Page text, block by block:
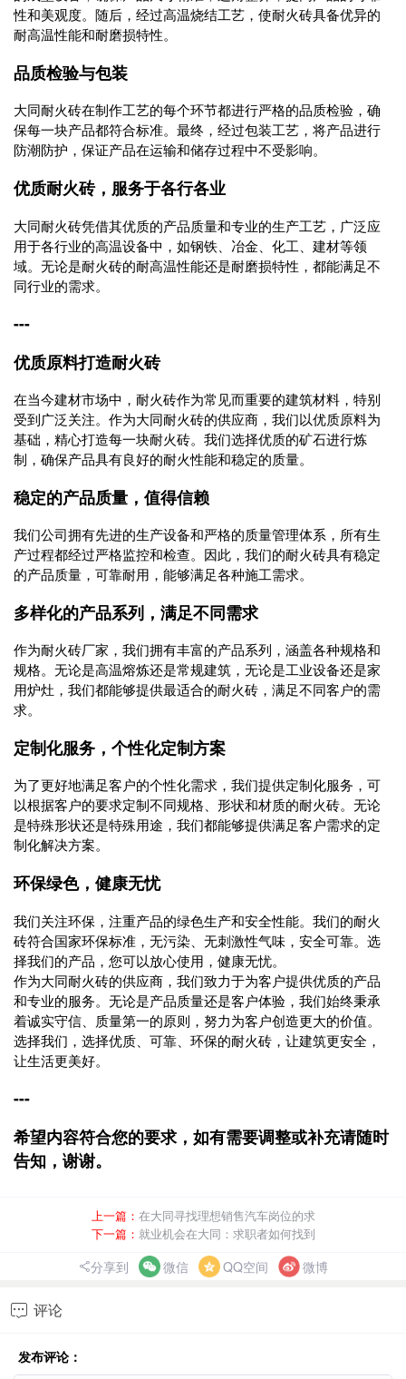
性和美观度。随后，经过高温烧结工艺，使耐火砖具备优异的
耐高温性能和耐磨损特性。
品质检验与包装
大同耐火砖在制作工艺的每个环节都进行严格的品质检验，确
保每一块产品都符合标准。最终，经过包装工艺，将产品进行
防潮防护，保证产品在运输和储存过程中不受影响。
优质耐火砖，服务于各行各业
大同耐火砖凭借其优质的产品质量和专业的生产工艺，广泛应
用于各行业的高温设备中，如钢铁、冶金、化工、建材等领
域。无论是耐火砖的耐高温性能还是耐磨损特性，都能满足不
同行业的需求。
---
优质原料打造耐火砖
在当今建材市场中，耐火砖作为常见而重要的建筑材料，特别
受到广泛关注。作为大同耐火砖的供应商，我们以优质原料为
基础，精心打造每一块耐火砖。我们选择优质的矿石进行炼
制，确保产品具有良好的耐火性能和稳定的质量。
稳定的产品质量，值得信赖
我们公司拥有先进的生产设备和严格的质量管理体系，所有生
产过程都经过严格监控和检查。因此，我们的耐火砖具有稳定
的产品质量，可靠耐用，能够满足各种施工需求。
多样化的产品系列，满足不同需求
作为耐火砖厂家，我们拥有丰富的产品系列，涵盖各种规格和
规格。无论是高温熔炼还是常规建筑，无论是工业设备还是家
用炉灶，我们都能够提供最适合的耐火砖，满足不同客户的需
求。
定制化服务，个性化定制方案
为了更好地满足客户的个性化需求，我们提供定制化服务，可
以根据客户的要求定制不同规格、形状和材质的耐火砖。无论
是特殊形状还是特殊用途，我们都能够提供满足客户需求的定
制化解决方案。
环保绿色，健康无忧
我们关注环保，注重产品的绿色生产和安全性能。我们的耐火
砖符合国家环保标准，无污染、无刺激性气味，安全可靠。选
择我们的产品，您可以放心使用，健康无忧。
作为大同耐火砖的供应商，我们致力于为客户提供优质的产品
和专业的服务。无论是产品质量还是客户体验，我们始终秉承
着诚实守信、质量第一的原则，努力为客户创造更大的价值。
选择我们，选择优质、可靠、环保的耐火砖，让建筑更安全，
让生活更美好。
---
希望内容符合您的要求，如有需要调整或补充请随时
告知，谢谢。
上一篇： 在大同寻找理想销售汽车岗位的求
下一篇： 就业机会在大同：求职者如何找到
分享到 微信 QQ空间 微博
 评论
发布评论：